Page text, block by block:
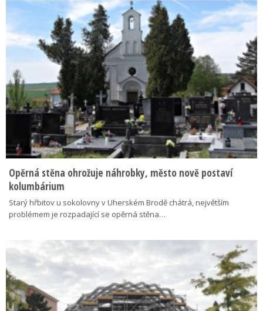
Opěrná stěna ohrožuje náhrobky, město nově postaví
kolumbárium
Starý hřbitov u sokolovny v Uherském Brodě chátrá, největším
problémem je rozpadající se opěrná stěna…